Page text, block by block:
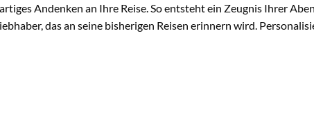
Andenken an Ihre Reise. So entsteht ein Zeugnis Ihrer
das an seine bisherigen Reisen erinnern wird.